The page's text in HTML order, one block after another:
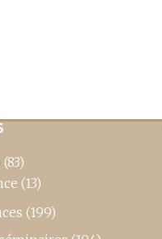
(83)
(13)
(199)